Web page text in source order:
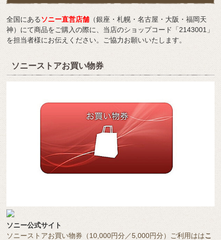
全国にあるソニー直営店舗 （銀座・札幌・名古屋・大阪・福岡天
神）にて商品をご購入の際に、当店のショップコード「2143001」
を担当者様にお伝えください。ご協力お願いいたします。
ソニーストアお買い物券
ソニー公式サイト
ソニーストアお買い物券（10,000円分／5,000円分）ご利用ははこ